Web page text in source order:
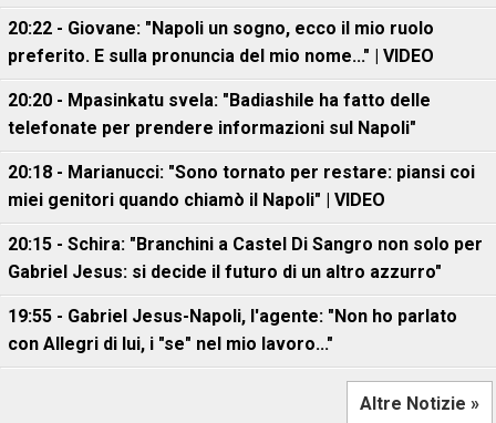
20:22 - Giovane: "Napoli un sogno, ecco il mio ruolo
preferito. E sulla pronuncia del mio nome..." | VIDEO
20:20 - Mpasinkatu svela: "Badiashile ha fatto delle
telefonate per prendere informazioni sul Napoli"
20:18 - Marianucci: "Sono tornato per restare: piansi coi
miei genitori quando chiamò il Napoli" | VIDEO
20:15 - Schira: "Branchini a Castel Di Sangro non solo per
Gabriel Jesus: si decide il futuro di un altro azzurro"
19:55 - Gabriel Jesus-Napoli, l'agente: "Non ho parlato
con Allegri di lui, i "se" nel mio lavoro..."
Altre Notizie »